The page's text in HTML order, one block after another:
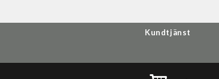
Kundtjänst